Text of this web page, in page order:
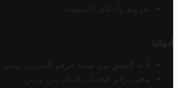
شروط وأحكام الاستخدام
أدواتنا
أداة التحقق من صحة الرقم الضريبي تونس
محول رقم الحساب الآيبان في تونس